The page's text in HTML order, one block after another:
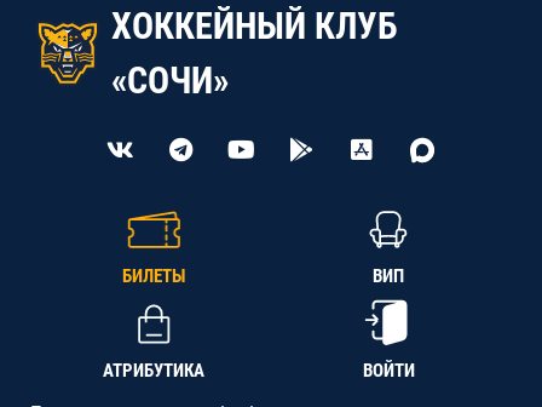
ХОККЕЙНЫЙ КЛУБ
«СОЧИ»
БИЛЕТЫ ВИП
АТРИБУТИКА ВОЙТИ